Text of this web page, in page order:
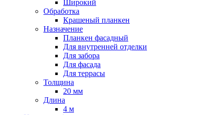
Широкий
Обработка
Крашеный планкен
Назначение
Планкен фасадный
Для внутренней отделки
Для забора
Для фасада
Для террасы
Толщина
20 мм
Длина
4 м